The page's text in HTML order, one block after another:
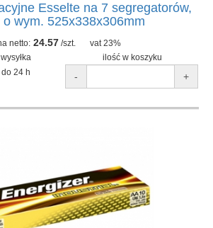
Esselte na 7 segregatorów,
o wym. 525x338x306mm
netto: 24.57 /szt.
vat 23%
wysyłka
ilość w koszyku
do 24 h
- +